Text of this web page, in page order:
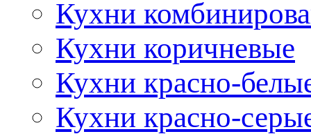
Кухни
Кухни коричневые
Кухни красно-
Кухни красно-